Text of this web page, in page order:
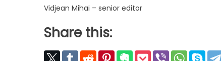
Vidjean Mihai – senior editor
Share this: